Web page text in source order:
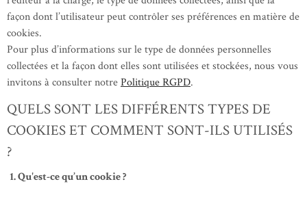
façon dont l’utilisateur peut contrôler ses préférences en matière de
cookies.
Pour plus d’informations sur le type de données personnelles
collectées et la façon dont elles sont utilisées et stockées, nous vous
invitons à consulter notrePolitique RGPD.
QUELS SONT LES DIFFÉRENTS TYPES DE
COOKIES ET COMMENT SONT-ILS UTILISÉS
?
1. Qu'est-ce qu’un cookie ?